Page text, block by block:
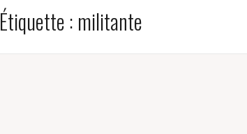
Étiquette : militante